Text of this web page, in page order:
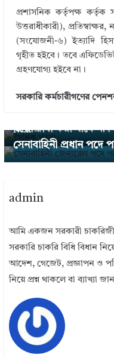
প্রশাসনিক কর্তৃপক্ষ কর্তৃক
উত্তরাধীকারী),
(সংযোজনী-৬) ইত্যাদি
গৃহীত হইবে। তবে এফিডেভিট
গ্রহণযোগ্য হইবে না।
সরকারি কর্মচারীগণের
← Previous
ভাতা দাবী করা যাবে না।
Next →
সেনাবাহিনী প্রধান পদে
admin
আমি একজন সরকারী
সরকারি চাকরি বিধি বিধান
আদেশ, গেজেট, প্রজ্ঞাপন ও
নিয়ে প্রশ্ন থাকলে বা ব্যাখ্যা